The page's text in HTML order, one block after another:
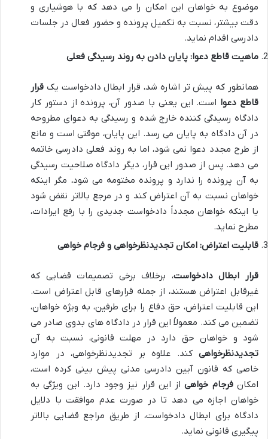
موضوع به خواهان این امکان را می دهد که با هوشیاری و
دقت بیشتر، نسبت به تکمیل پرونده و حضور فعال در جلسات
دادرسی اقدام نماید.
ماهیت قاطع دعوا: پایان دادن به روند رسیدگی فعلی
همانطور که پیش تر اشاره شد، قرار ابطال دادخواست یک قرار
قاطع دعوا است. این یعنی با صدور آن، پرونده از دستور کار
دادگاه رسیدگی کننده خارج شده و رسیدگی به دعوای مطروحه
در آن دادگاه به پایان می رسد. این پایان، موقتی است و مانع
از طرح مجدد دعوا نمی شود، اما به روند فعلی دادرسی خاتمه
می دهد. پس از صدور این قرار، دیگر دادگاه صلاحیت رسیدگی
به آن پرونده را ندارد و پرونده مختومه می شود، مگر اینکه
خواهان نسبت به آن اعتراض کند و در مرجع بالاتر نقض شود
یا اینکه خواهان مجدداً دادخواست جدیدی را با رفع ایرادات،
مطرح نماید.
قابلیت اعتراض: امکان تجدیدنظرخواهی و فرجام خواهی
قرار ابطال دادخواست، برخلاف برخی تصمیمات قضایی که
غیرقابل اعتراض هستند، از جمله قرارهای قابل اعتراض است.
این قابلیت اعتراض، حق دفاع را برای طرفین، به ویژه خواهان،
تضمین می کند. معمولاً این قرار در دادگاه های بدوی صادر می
شود و خواهان حق دارد در مهلت قانونی، نسبت به آن
تجدیدنظرخواهی کند. علاوه بر تجدیدنظرخواهی، در موارد
خاصی که قانون آیین دادرسی مدنی پیش بینی کرده است،
امکانفرجام خواهیاز این قرار نیز وجود دارد. این ویژگی به
خواهان اجازه می دهد تا در صورت عدم موافقت با دلایل
دادگاه برای ابطال دادخواست، از طریق مراجع قضایی بالاتر
پیگیری قانونی نماید.